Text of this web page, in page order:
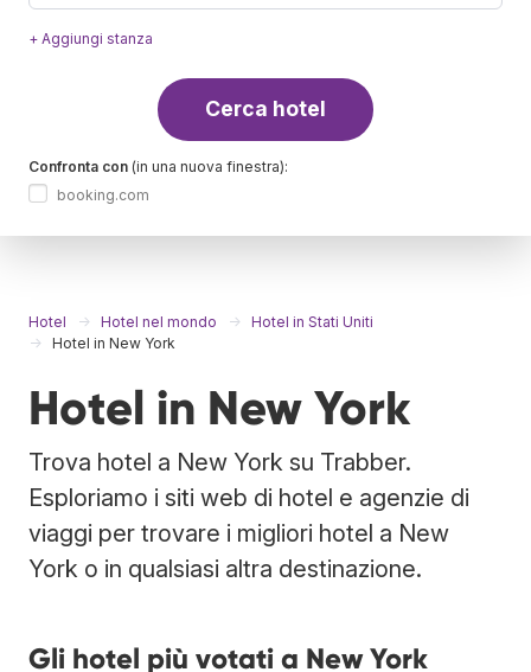
+ Aggiungi stanza
Cerca hotel
Confronta con (in una nuova finestra):
booking.com
Hotel Hotel nel mondo
Hotel in Stati Uniti
Hotel in New York
Hotel in New York
Trova hotel a New York su Trabber.
Esploriamo i siti web di hotel e agenzie di
viaggi per trovare i migliori hotel a New
York o in qualsiasi altra destinazione.
Gli hotel più votati a New York